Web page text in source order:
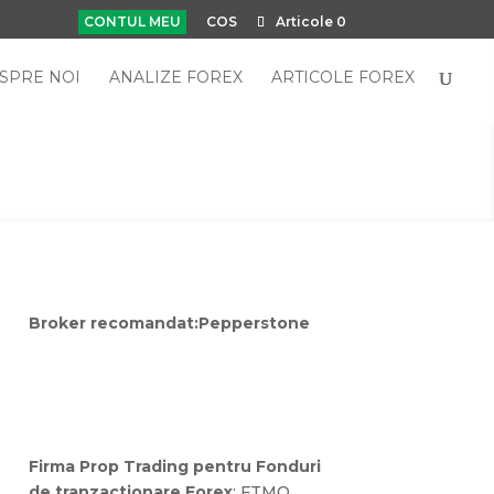
CONTUL MEU COS Articole 0
NOI ANALIZE FOREX ARTICOLE FOREX
Broker recomandat:Pepperstone
Firma Prop Trading pentru Fonduri